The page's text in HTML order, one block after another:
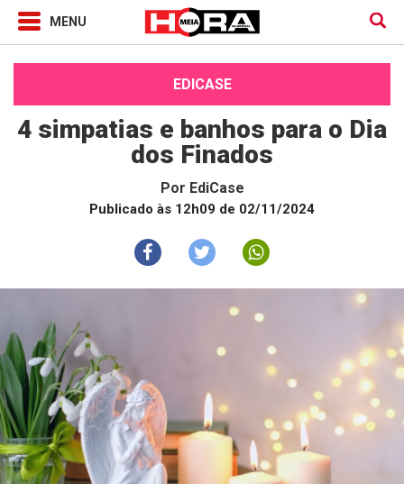
EDICASE
4 simpatias e banhos para o Dia
dos Finados
Por EdiCase
Publicado às 12h09 de 02/11/2024